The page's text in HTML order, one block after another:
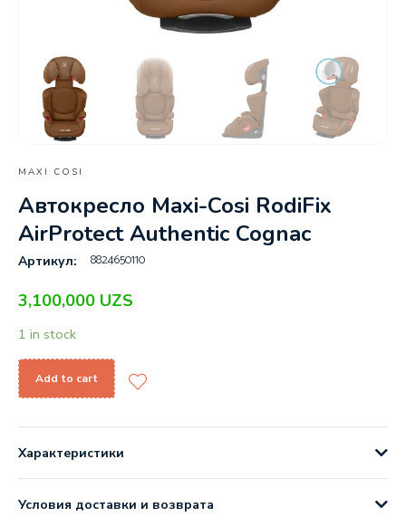
MAXI COSI
Автокресло Maxi-Cosi RodiFix
AirProtect Authentic Cognac
Артикул: 8824650110
3,100,000 UZS
1 in stock
Add to cart
Характеристики
Условия доставки и возврата